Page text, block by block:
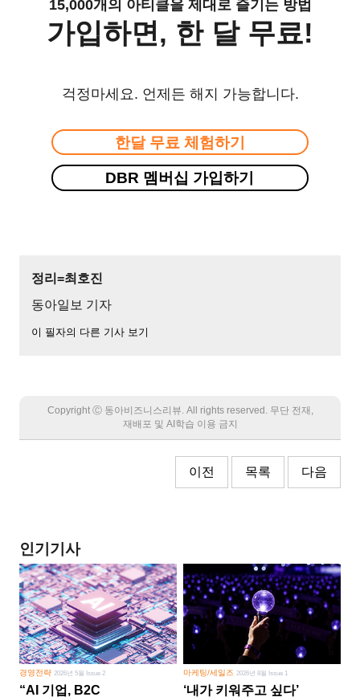
15,000개의 아티클을 제대로 즐기는 방법
가입하면, 한 달 무료!
걱정마세요. 언제든 해지 가능합니다.
한달 무료 체험하기
DBR 멤버십 가입하기
정리=최호진
동아일보 기자
이 필자의 다른 기사 보기
Copyright Ⓒ 동아비즈니스리뷰. All rights reserved. 무단 전재,
재배포 및 AI학습 이용 금지
이전 목록 다음
인기기사
경영전략 2026년 5월 Issue 2
“AI 기업, B2C
마케팅/세일즈 2026년 8월 Issue 1
‘내가 키워주고 싶다’